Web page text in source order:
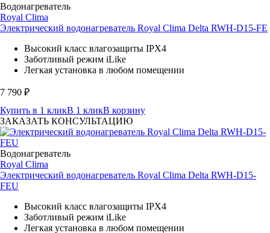
Водонагреватель
Royal Clima
Электрический водонагреватель Royal Clima Delta RWH-D15-FE
Высокий класс влагозащиты IPX4
Заботливый режим iLike
Легкая установка в любом помещении
7 790 ₽
Купить в 1 кликВ 1 кликВ корзину
ЗАКАЗАТЬ КОНСУЛЬТАЦИЮ
Водонагреватель
Royal Clima
Электрический водонагреватель Royal Clima Delta RWH-D15-
FEU
Высокий класс влагозащиты IPX4
Заботливый режим iLike
Легкая установка в любом помещении